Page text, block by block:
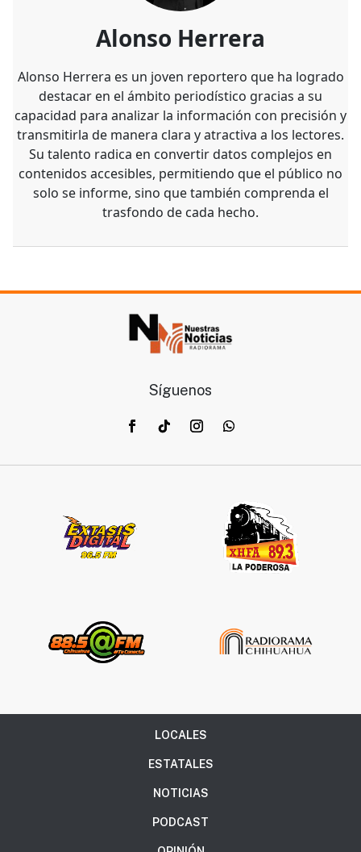
Alonso Herrera
Alonso Herrera es un joven reportero que ha logrado
destacar en el ámbito periodístico gracias a su
capacidad para analizar la información con precisión y
transmitirla de manera clara y atractiva a los lectores.
Su talento radica en convertir datos complejos en
contenidos accesibles, permitiendo que el público no
solo se informe, sino que también comprenda el
trasfondo de cada hecho.
Síguenos
LOCALES
ESTATALES
NOTICIAS
PODCAST